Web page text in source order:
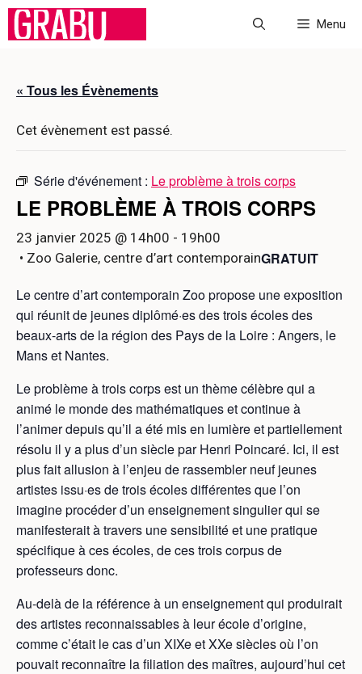
Aller
Menu
« Tous les Évènements
Cet évènement est passé.
Série d'événement : Le problème à trois corps
LE PROBLÈME À TROIS CORPS
23 janvier 2025 @ 14h00 - 19h00
GRATUIT
• Zoo Galerie, centre d’art contemporain
Le centre d’art contemporain Zoo propose une exposition
qui réunit de jeunes diplômé·es des trois écoles des
beaux-arts de la région des Pays de la Loire : Angers, le
Mans et Nantes.
Le problème à trois corps est un thème célèbre qui a
animé le monde des mathématiques et continue à
l’animer depuis qu’il a été mis en lumière et partiellement
résolu il y a plus d’un siècle par Henri Poincaré. Ici, il est
plus fait allusion à l’enjeu de rassembler neuf jeunes
artistes issu·es de trois écoles différentes que l’on
imagine procéder d’un enseignement singulier qui se
manifesterait à travers une sensibilité et une pratique
spécifique à ces écoles, de ces trois corpus de
professeurs donc.
Au-delà de la référence à un enseignement qui produirait
des artistes reconnaissables à leur école d’origine,
comme c’était le cas d’un XIXe et XXe siècles où l’on
pouvait reconnaître la filiation des maîtres, aujourd’hui cet